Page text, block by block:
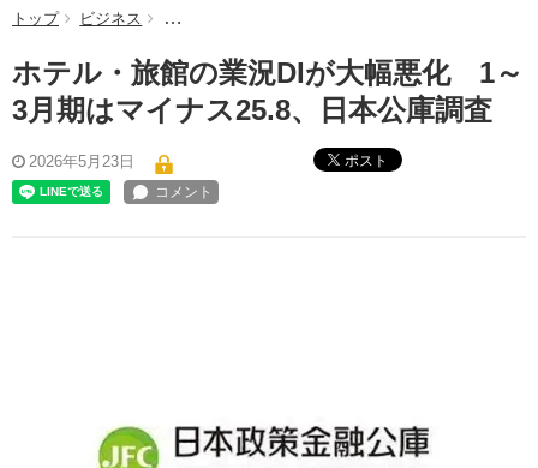
トップ ビジネス ホテル・旅館の業況DIが大幅悪化 1～3月期はマイ
ホテル・旅館の業況DIが大幅悪化 1～
3月期はマイナス25.8、日本公庫調査
2026年5月23日 ポスト